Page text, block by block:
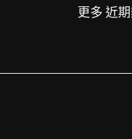
更多 近